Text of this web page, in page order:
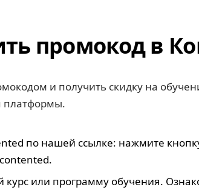
промокод в
и получить скидку на
платформы.
по нашей ссылке: нажмите
или программу обучения.